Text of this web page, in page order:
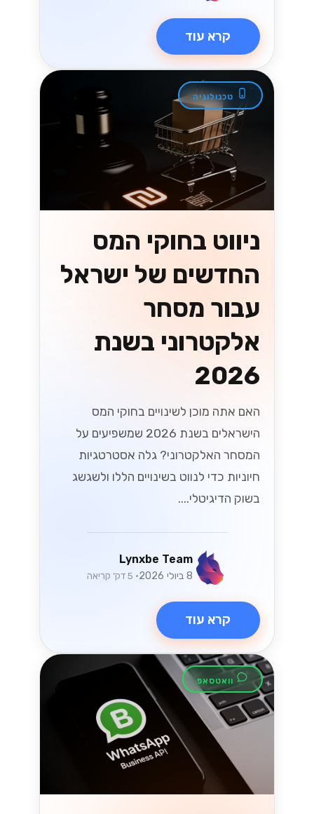
קרא עוד
טכנולוגיה
ניווט בחוקי המס
החדשים של ישראל
עבור מסחר
אלקטרוני בשנת
2026
האם אתה מוכן לשינויים בחוקי המס
הישראלים בשנת 2026 שמשפיעים על
המסחר האלקטרוני? גלה אסטרטגיות
חיוניות כדי לנווט בשינויים הללו ולשגשג
בשוק הדיגיטלי....
Lynxbe Team
8 ביולי 2026 • 5 דק׳ קריאה
קרא עוד
וואטסאפ